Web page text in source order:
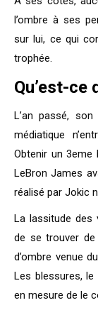
l’ombre à ses
sur lui, ce qui
trophée.
Qu’est-ce
L’an passé,
médiatique
Obtenir un
LeBron James
réalisé par Jokic
La lassitude des
de se trouver de
d’ombre venue
Les blessures,
en mesure de le